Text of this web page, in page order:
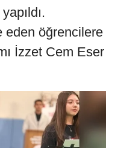
eden öğrencilere
İzzet Cem Eser